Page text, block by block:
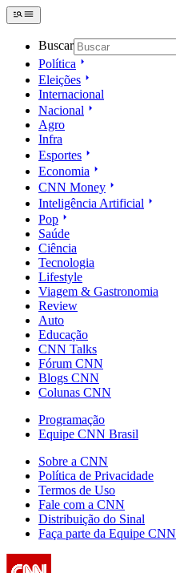
Buscar
Política
Eleições
Internacional
Nacional
Agro
Infra
Esportes
Economia
CNN Money
Inteligência Artificial
Pop
Saúde
Ciência
Tecnologia
Lifestyle
Viagem & Gastronomia
Review
Auto
Educação
CNN Talks
Fórum CNN
Blogs CNN
Colunas CNN
Programação
Equipe CNN Brasil
Sobre a CNN
Política de Privacidade
Termos de Uso
Fale com a CNN
Distribuição do Sinal
Faça parte da Equipe CNN